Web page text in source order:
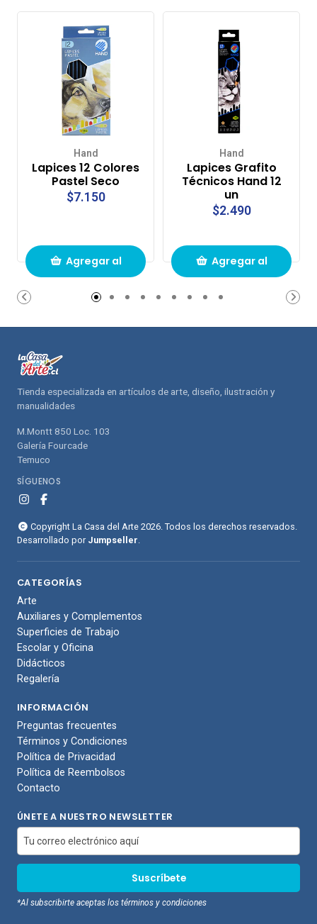
Hand
Lapices 12 Colores
Pastel Seco
$7.150
Agregar al
carrito de
compras
Hand
Lapices Grafito
Técnicos Hand 12
un
$2.490
Agregar al
carrito de
compras
Tienda especializada en artículos de arte, diseño, ilustración y
manualidades
M.Montt 850 Loc. 103
Galería Fourcade
Temuco
SÍGUENOS
Copyright La Casa del Arte 2026. Todos los derechos reservados.
Desarrollado por Jumpseller
CATEGORÍAS
Arte
Auxiliares y Complementos
Superficies de Trabajo
Escolar y Oficina
Didácticos
Regalería
INFORMACIÓN
Preguntas frecuentes
Términos y Condiciones
Política de Privacidad
Política de Reembolsos
Contacto
ÚNETE A NUESTRO NEWSLETTER
*Al subscribirte aceptas los términos y condiciones